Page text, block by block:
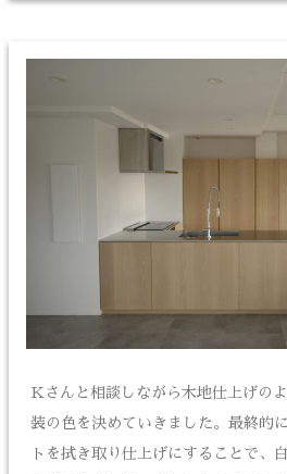
Kさんと相談しながら木地仕上げの
装の色を決めていきました。最終的
トを拭き取り仕上げにすることで、